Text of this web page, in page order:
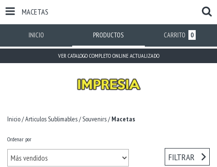
MACETAS
INICIO PRODUCTOS CARRITO 0
VER CATALOGO COMPLETO ONLINE ACTUALIZADO
Inicio/Articulos Sublimables/Souvenirs/ Macetas
Ordenar por
FILTRAR